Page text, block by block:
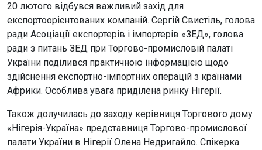
20 лютого відбувся важливий захід для
експортоорієнтованих компаній. Сергій Свистіль, голова
ради Асоціації експортерів і імпортерів «ЗЕД», голова
ради з питань ЗЕД при Торгово-промисловій палаті
України поділився практичною інформацією щодо
здійснення експортно-імпортних операцій з країнами
Африки. Особлива увага приділена ринку Нігерії.
Також долучилась до заходу керівниця Торгового дому
«Нігерія-Україна» представниця Торгово-промислової
палати України в Нігерії Олена Недригайло. Спікерка